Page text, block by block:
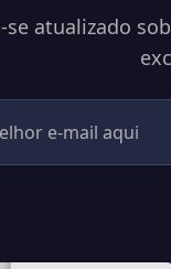
se atualizado